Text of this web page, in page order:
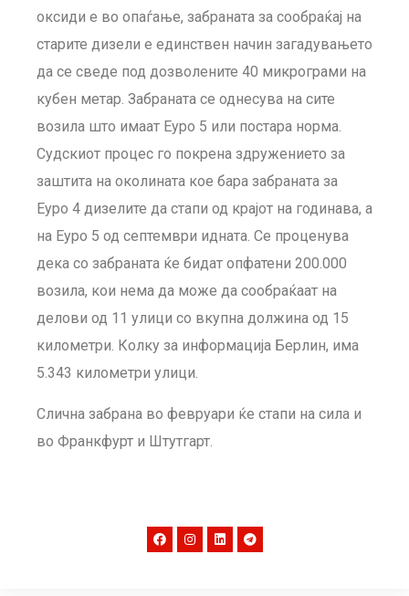
оксиди е во опаѓање, забраната за сообраќај на
старите дизели е единствен начин загадувањето
да се сведе под дозволените 40 микрограми на
кубен метар. Забраната се однесува на сите
возила што имаат Еуро 5 или постара норма.
Судскиот процес го покрена здружението за
заштита на околината кое бара забраната за
Еуро 4 дизелите да стапи од крајот на годинава, а
на Еуро 5 од септември идната. Се проценува
дека со забраната ќе бидат опфатени 200.000
возила, кои нема да може да сообраќаат на
делови од 11 улици со вкупна должина од 15
километри. Колку за информација Берлин, има
5.343 километри улици.
Слична забрана во февруари ќе стапи на сила и
во Франкфурт и Штутгарт.